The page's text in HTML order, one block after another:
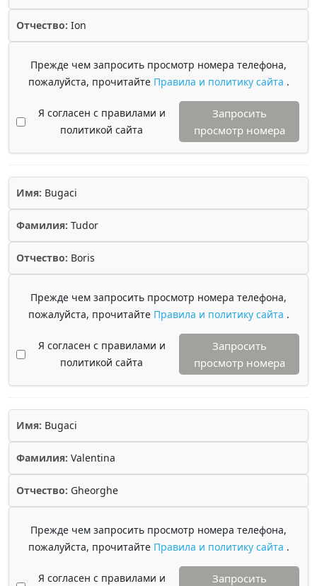
Отчество: Ion
Прежде чем запросить просмотр номера телефона,
пожалуйста, прочитайте Правила и политику сайта .
Я согласен с правилами и
политикой сайта
Запросить
просмотр номера
Имя: Bugaci
Фамилия: Tudor
Отчество: Boris
Прежде чем запросить просмотр номера телефона,
пожалуйста, прочитайте Правила и политику сайта .
Я согласен с правилами и
политикой сайта
Запросить
просмотр номера
Имя: Bugaci
Фамилия: Valentina
Отчество: Gheorghe
Прежде чем запросить просмотр номера телефона,
пожалуйста, прочитайте Правила и политику сайта .
Я согласен с правилами и
Запросить